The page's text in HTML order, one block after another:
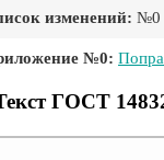
изменений: №0
№0:
ГОСТ